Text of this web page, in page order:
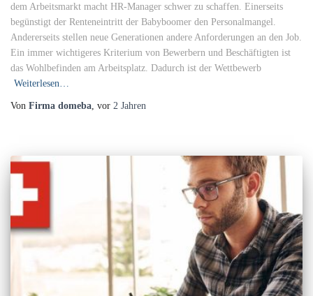
dem Arbeitsmarkt macht HR-Manager schwer zu schaffen. Einerseits
begünstigt der Renteneintritt der Babyboomer den Personalmangel.
Andererseits stellen neue Generationen andere Anforderungen an den Job.
Ein immer wichtigeres Kriterium von Bewerbern und Beschäftigten ist
das Wohlbefinden am Arbeitsplatz. Dadurch ist der Wettbewerb
Weiterlesen…
Von Firma domeba , vor 2 Jahren